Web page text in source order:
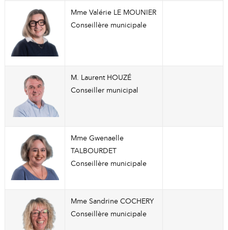
Mme Valérie LE MOUNIER
Conseillère municipale
M. Laurent HOUZÉ
Conseiller municipal
Mme Gwenaelle
TALBOURDET
Conseillère municipale
Mme Sandrine COCHERY
Conseillère municipale